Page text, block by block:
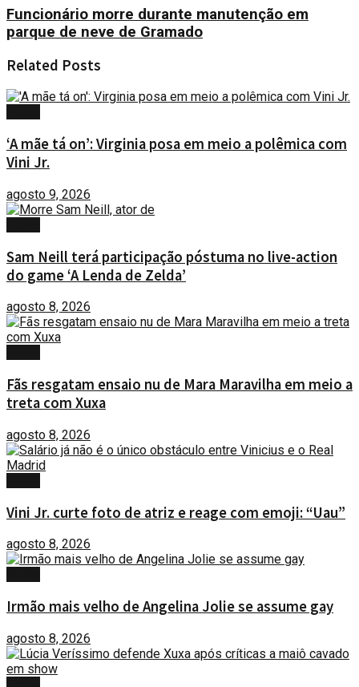
Funcionário morre durante manutenção em
parque de neve de Gramado
Related Posts
‘A mãe tá on’: Virginia posa em meio a polêmica com
Vini Jr.
agosto 9, 2026
Sam Neill terá participação póstuma no live-action
do game ‘A Lenda de Zelda’
agosto 8, 2026
Fãs resgatam ensaio nu de Mara Maravilha em meio a
treta com Xuxa
agosto 8, 2026
Vini Jr. curte foto de atriz e reage com emoji: “Uau”
agosto 8, 2026
Irmão mais velho de Angelina Jolie se assume gay
agosto 8, 2026